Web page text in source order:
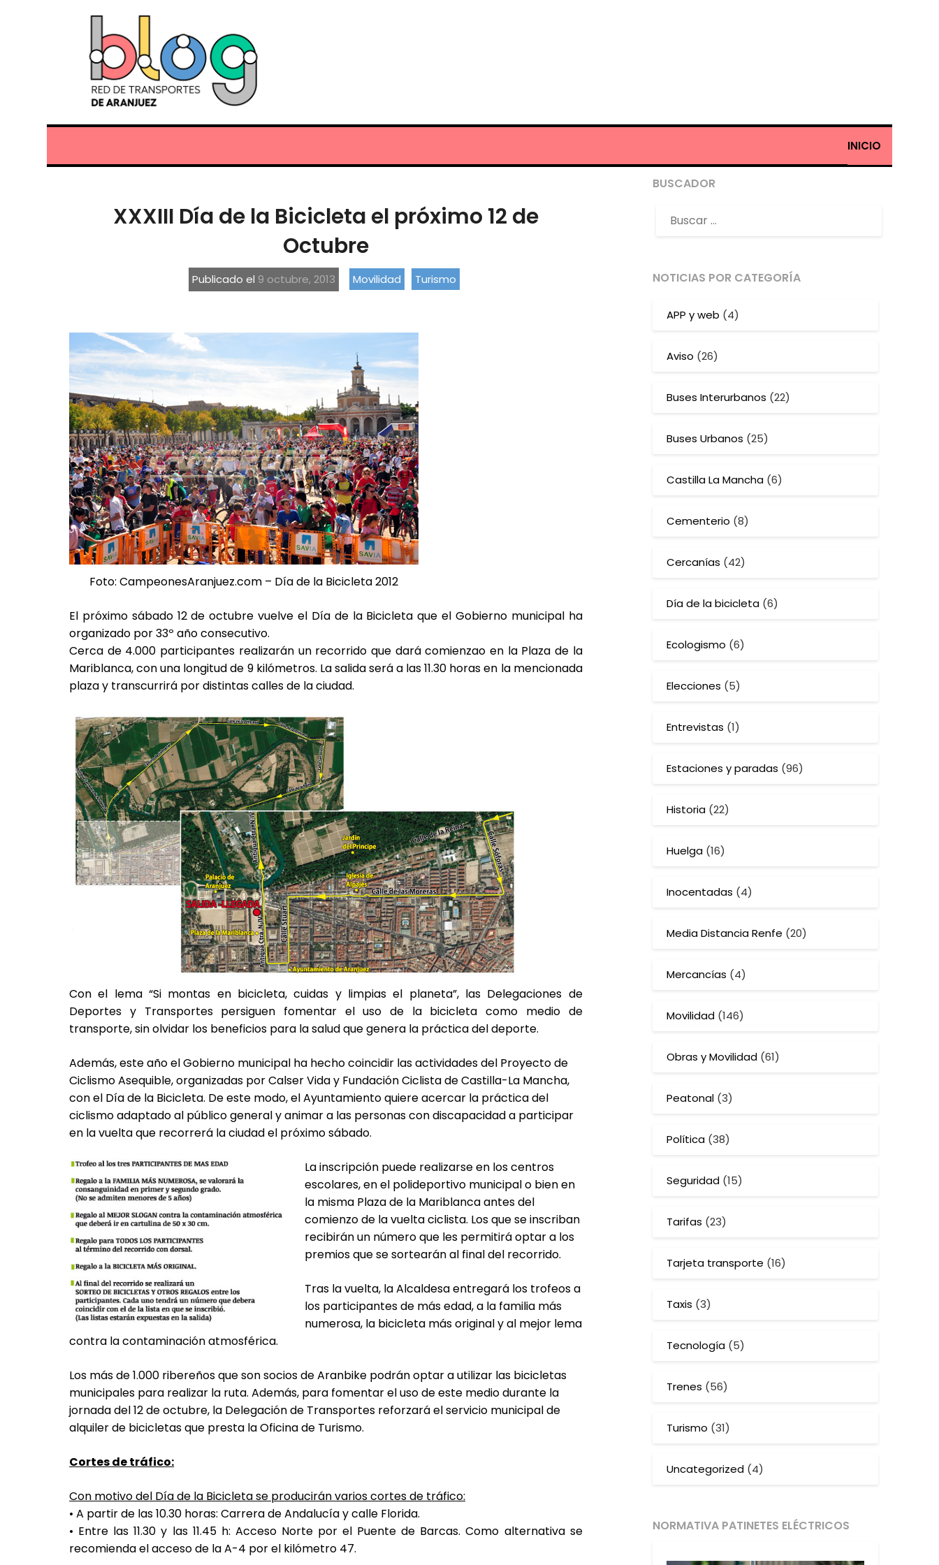
INICIO
XXXIII Día de la Bicicleta el próximo 12 de
Octubre
Publicado el 9 octubre, 2013 Movilidad Turismo
Foto: CampeonesAranjuez.com – Día de la Bicicleta 2012
El próximo sábado 12 de octubre vuelve el Día de la Bicicleta que el Gobierno municipal ha
organizado por 33º año consecutivo.
Cerca de 4.000 participantes realizarán un recorrido que dará comienzao en la Plaza de la
Mariblanca, con una longitud de 9 kilómetros. La salida será a las 11.30 horas en la mencionada
plaza y transcurrirá por distintas calles de la ciudad.
Con el lema “Si montas en bicicleta, cuidas y limpias el planeta”, las Delegaciones de
Deportes y Transportes persiguen fomentar el uso de la bicicleta como medio de
transporte, sin olvidar los beneficios para la salud que genera la práctica del deporte.
Además, este año el Gobierno municipal ha hecho coincidir las actividades del Proyecto de
Ciclismo Asequible, organizadas por Calser Vida y Fundación Ciclista de Castilla-La Mancha,
con el Día de la Bicicleta. De este modo, el Ayuntamiento quiere acercar la práctica del
ciclismo adaptado al público general y animar a las personas con discapacidad a participar
en la vuelta que recorrerá la ciudad el próximo sábado.
La inscripción puede realizarse en los centros
escolares, en el polideportivo municipal o bien en
la misma Plaza de la Mariblanca antes del
comienzo de la vuelta ciclista. Los que se inscriban
recibirán un número que les permitirá optar a los
premios que se sortearán al final del recorrido.
Tras la vuelta, la Alcaldesa entregará los trofeos a
los participantes de más edad, a la familia más
numerosa, la bicicleta más original y al mejor lema
contra la contaminación atmosférica.
Los más de 1.000 ribereños que son socios de Aranbike podrán optar a utilizar las bicicletas
municipales para realizar la ruta. Además, para fomentar el uso de este medio durante la
jornada del 12 de octubre, la Delegación de Transportes reforzará el servicio municipal de
alquiler de bicicletas que presta la Oficina de Turismo.
Cortes de tráfico:
Con motivo del Día de la Bicicleta se producirán varios cortes de tráfico:
• A partir de las 10.30 horas: Carrera de Andalucía y calle Florida.
• Entre las 11.30 y las 11.45 h: Acceso Norte por el Puente de Barcas. Como alternativa se
recomienda el acceso de la A-4 por el kilómetro 47.
BUSCADOR
NOTICIAS POR CATEGORÍA
APP y web (4)
Aviso (26)
Buses Interurbanos (22)
Buses Urbanos (25)
Castilla La Mancha(6)
Cementerio (8)
Cercanías (42)
Día de la bicicleta(6)
Ecologismo (6)
Elecciones (5)
Entrevistas (1)
Estaciones y paradas (96)
Historia(22)
Huelga(16)
Inocentadas (4)
Media Distancia Renfe (20)
Mercancías (4)
Movilidad(146)
Obras y Movilidad(61)
Peatonal(3)
Política(38)
Seguridad(15)
Tarifas (23)
Tarjeta transporte (16)
Taxis (3)
Tecnología(5)
Trenes (56)
Turismo (31)
Uncategorized(4)
NORMATIVA PATINETES ELÉCTRICOS